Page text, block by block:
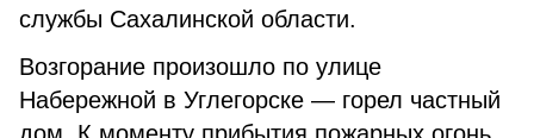
службы Сахалинской области.
Возгорание произошло по улице
Набережной в Углегорске — горел частный